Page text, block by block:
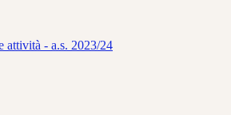
attività - a.s. 2023/24